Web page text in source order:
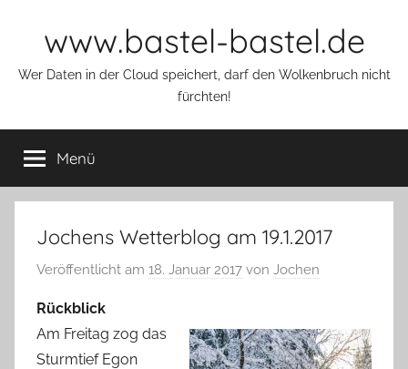
www.bastel-bastel.de
Wer Daten in der Cloud speichert, darf den Wolkenbruch nicht
fürchten!
Menü
Jochens Wetterblog am 19.1.2017
Veröffentlicht am 18. Januar 2017 von Jochen
Rückblick
Am Freitag zog das
Sturmtief Egon